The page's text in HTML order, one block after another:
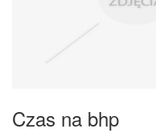
Czas na bhp